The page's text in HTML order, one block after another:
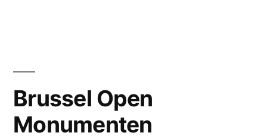
Brussel Open
Monumenten